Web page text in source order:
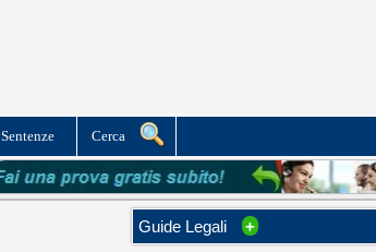
Sentenze Cerca
Guide Legali +